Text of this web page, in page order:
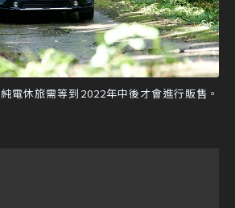
電休旅需等到2022年中後才會進行販售。